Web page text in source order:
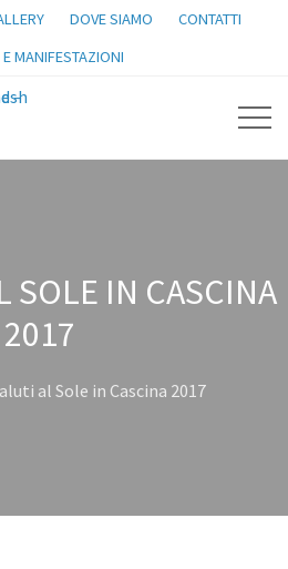
DOVE SIAMO
CONTATTI
E MANIFESTAZIONI
SOLE IN CASCINA
2017
al Sole in Cascina 2017